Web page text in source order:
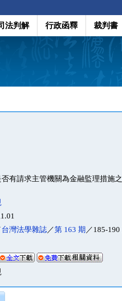
法判解 行政函釋 裁判書
否有請求主管機關為金融監理措施
台灣法學雜誌／第 163 期 ／185-190